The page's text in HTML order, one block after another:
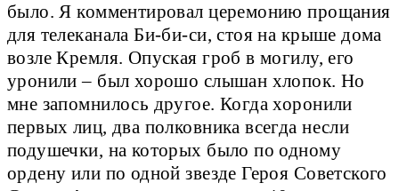
было. Я комментировал церемонию прощания
для телеканала Би-би-си, стоя на крыше дома
возле Кремля. Опуская гроб в могилу, его
уронили – был хорошо слышан хлопок. Но
мне запомнилось другое. Когда хоронили
первых лиц, два полковника всегда несли
подушечки, на которых было по одному
ордену или по одной звезде Героя Советского